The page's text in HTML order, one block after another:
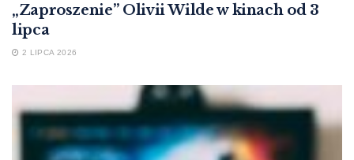
„Zaproszenie” Olivii Wilde w kinach od 3
lipca
2 LIPCA 2026